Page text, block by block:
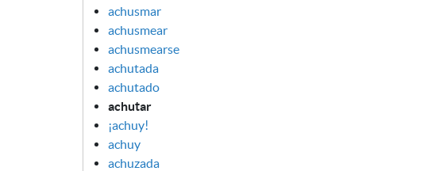
achusmar
achusmear
achusmearse
achutada
achutado
achutar
¡achuy!
achuy
achuzada